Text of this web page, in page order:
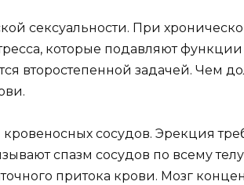
сексуальности. При
которые подавляют функции
второстепенной задачей. Чем
сосудов. Эрекция
спазм сосудов по всему
притока крови. Мозг